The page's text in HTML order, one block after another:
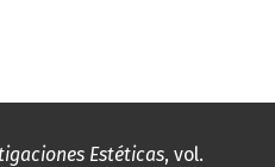
Estéticas, vol.